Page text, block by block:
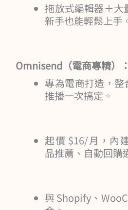
拖放式編輯器＋大
新手也能輕鬆上手
Omnisend（電商專精）：
專為電商打造，整
推播一次搞定。
起價 $16/月，內
品推薦、自動回購
與 Shopify、